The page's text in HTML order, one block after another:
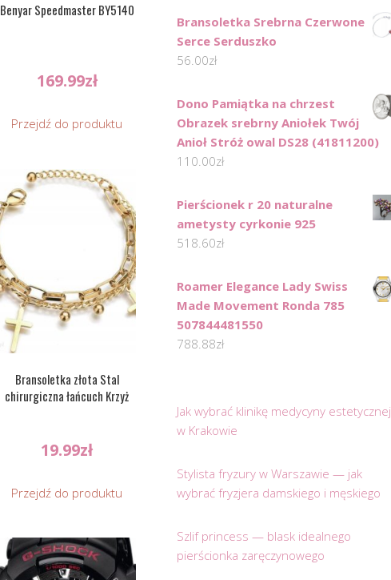
Benyar Speedmaster BY5140
169.99zł
Przejdź do produktu
Bransoletka złota Stal
chirurgiczna łańcuch Krzyż
19.99zł
Przejdź do produktu
Bransoletka Srebrna Czerwone
Serce Serduszko
56.00zł
Dono Pamiątka na chrzest
Obrazek srebrny Aniołek Twój
Anioł Stróż owal DS28 (41811200)
110.00zł
Pierścionek r 20 naturalne
ametysty cyrkonie 925
518.60zł
Roamer Elegance Lady Swiss
Made Movement Ronda 785
507844481550
788.88zł
Jak wybrać klinikę medycyny estetycznej
w Krakowie
Stylista fryzury w Warszawie — jak
wybrać fryzjera damskiego i męskiego
Szlif princess — blask idealnego
pierścionka zaręczynowego